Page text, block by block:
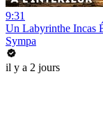
9:31
Un Labyrinthe Incas
Sympa
il y a 2 jours